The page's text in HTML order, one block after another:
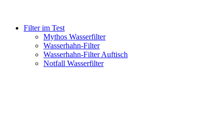
Filter im Test
Mythos Wasserfilter
Wasserhahn-Filter
Wasserhahn-Filter Auftisch
Notfall Wasserfilter